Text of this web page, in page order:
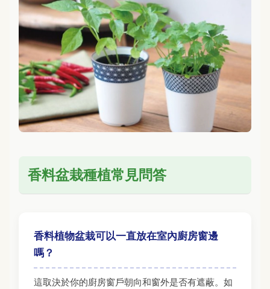
香料盆栽種植常見問答
香料植物盆栽可以一直放在室內廚房窗邊
嗎？
這取決於你的廚房窗戶朝向和窗外是否有遮蔽。如